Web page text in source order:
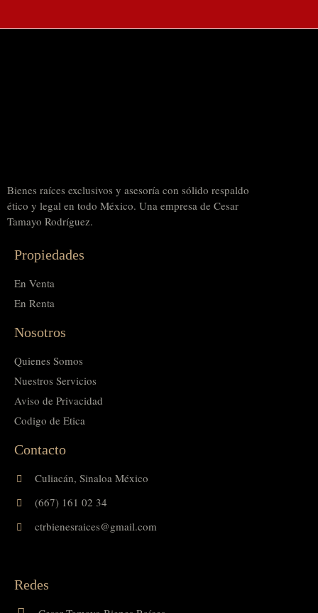
Bienes raíces exclusivos y asesoría con sólido respaldo
ético y legal en todo México. Una empresa de Cesar
Tamayo Rodríguez.
Propiedades
En Venta
En Renta
Nosotros
Quienes Somos
Nuestros Servicios
Aviso de Privacidad
Codigo de Etica
Contacto
Culiacán, Sinaloa México
(667) 161 02 34
ctrbienesraices@gmail.com
Redes